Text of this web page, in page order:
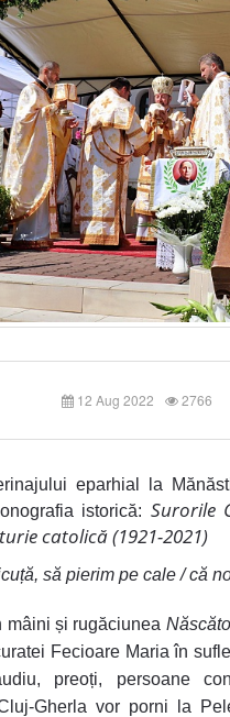
12 Aug 2022 2766
eparhial la
istorică: Surorile
catolică (1921-2021)
să pierim pe cale / că
mâini și rugăciunea
Fecioare Maria în
preoți, persoane
Gherla vor porni la